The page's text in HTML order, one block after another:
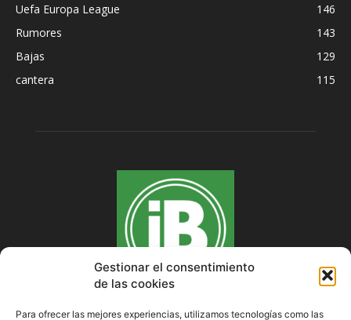
Gestionar el consentimiento
de las cookies
Para ofrecer las mejores experiencias, utilizamos tecnologías como las
Uefa Europa League
146
Rumores
143
Bajas
129
cantera
115